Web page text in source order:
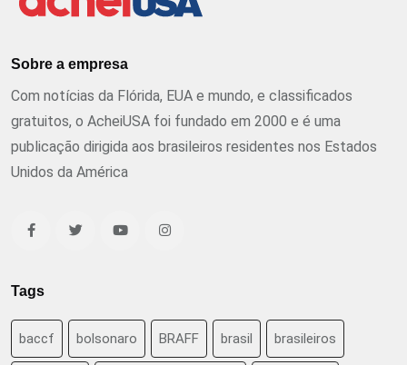
Sobre a empresa
Com notícias da Flórida, EUA e mundo, e classificados
gratuitos, o AcheiUSA foi fundado em 2000 e é uma
publicação dirigida aos brasileiros residentes nos Estados
Unidos da América
Tags
baccf bolsonaro BRAFF brasil brasileiros